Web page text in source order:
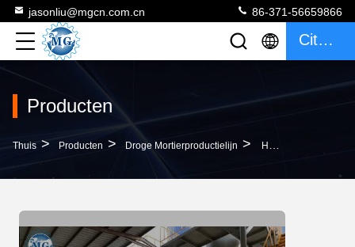
jasonliu@mgcn.com.cn 86-371-56659866
Citaat
Producten
Thuis > Producten > Droge Mortierproductielijn > Het Mortierproductielijn Van De Keramische Tegel Zelfklevende Droge Mengeling Met Milieubescherming